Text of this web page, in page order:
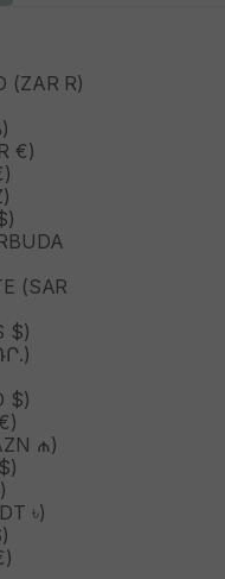
(ZAR R)
ALGÉRIE (DZD د.ج)
€)
(SAR
$)
$)
₼)
৳)